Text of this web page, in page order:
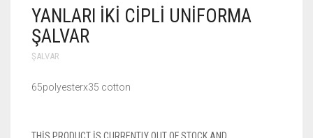
YANLARI İKI CIPLI UNIFORMA
ŞALVAR
ŞALVAR
65polyesterx35 cotton